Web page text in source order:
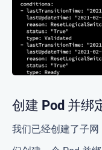
创建 Pod 并绑
我们已经创建了子